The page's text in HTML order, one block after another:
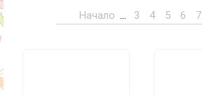
Начало ... 3 4 5 6 7